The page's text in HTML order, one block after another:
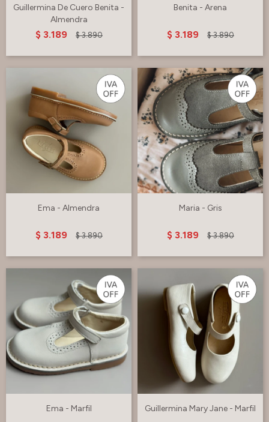
Guillermina De Cuero Benita -
Almendra
$ 3.189 $ 3.890
Benita - Arena
$ 3.189 $ 3.890
Ema - Almendra
$ 3.189 $ 3.890
Maria - Gris
$ 3.189 $ 3.890
Ema - Marfil Guillermina Mary Jane - Marfil